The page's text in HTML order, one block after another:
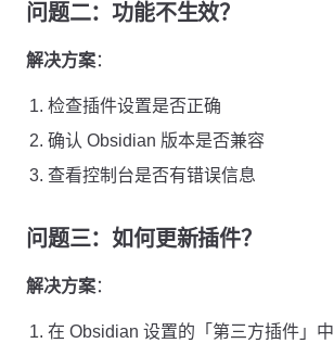
问题二：功能不生效？
解决方案：
检查插件设置是否正确
确认 Obsidian 版本是否兼容
查看控制台是否有错误信息
问题三：如何更新插件？
解决方案：
在 Obsidian 设置的「第三方插件」中